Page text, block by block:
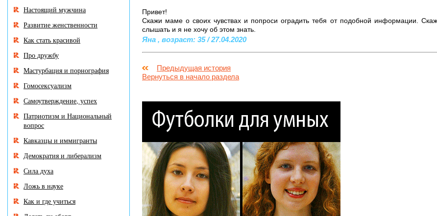
Привет!
Скажи маме о своих чувствах и попроси оградить тебя от подобной информации.
слышать и я не хочу об этом знать.
Яна , возраст: 35 / 27.04.2020
Предыдущая история
Вернуться в начало раздела
Настоящий мужчина
Развитие женственности
Как стать красивой
Про дружбу
Мастурбация и порнография
Гомосексуализм
Самоутверждение, успех
Патриотизм и Национальный
вопрос
Кавказцы и иммигранты
Демократия и либерализм
Сила духа
Ложь в науке
Как и где учиться